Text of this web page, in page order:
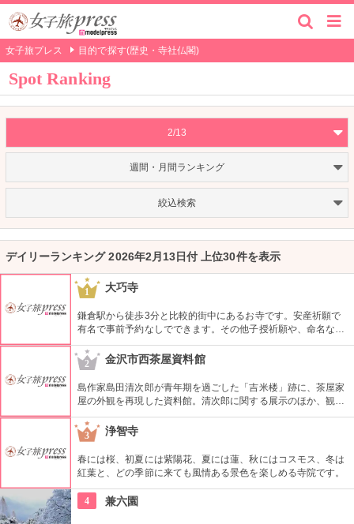
女子旅プレス 目的で探す(歴史・寺社仏閣)
Spot Ranking
2/13
週間・月間ランキング
絞込検索
デイリーランキング 2026年2月13日付 上位30件を表示
1 大巧寺
鎌倉駅から徒歩3分と比較的街中にあるお寺です。安産祈願で
有名で事前予約なしでできます。その他子授祈願や、命名など
子供にまつわる御祈願が主です。
2
金沢市西茶屋資料館
島作家島田清次郎が青年期を過ごした「吉米楼」跡に、茶屋家
屋の外観を再現した資料館。清次郎に関する展示のほか、観光
ボランティアガイドが常駐し、周辺散策の案内もしてくれる。
3
浄智寺
春には桜、初夏には紫陽花、夏には蓮、秋にはコスモス、冬は
紅葉と、どの季節に来ても風情ある景色を楽しめる寺院です。
4 兼六園